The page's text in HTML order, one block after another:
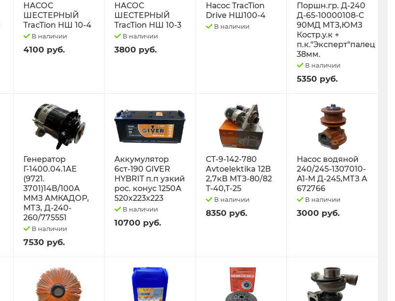
НАСОС
ШЕСТЕРНЫЙ
TracTion НШ 10-4
В наличии
4100 руб.
НАСОС
ШЕСТЕРНЫЙ
TracTion НШ 10-3
В наличии
3800 руб.
Насос TracTion
Drive НШ100-4
В наличии
Поршн.гр. Д-240
Д-65-10000108-С
90МД МТЗ,ЮМЗ
Костр.у.к +
п.к."Эксперт"палец
38мм.
В наличии
5350 руб.
Генератор
Г-1400.04.1АЕ
(9721.
3701)14В/100А
ММЗ АМКАДОР,
МТЗ, Д-240-
260/775551
В наличии
7530 руб.
Аккумулятор
6ст-190 GIVER
HYBRIT п.п узкий
рос. конус 1250А
520х223х223
В наличии
10700 руб.
СТ-9-142-780
Avtoelektika 12В
2,7кВ МТЗ-80/82
Т-40,Т-25
В наличии
8350 руб.
Насос водяной
240/245-1307010-
А1-М Д-245,МТЗ А
672766
В наличии
3000 руб.